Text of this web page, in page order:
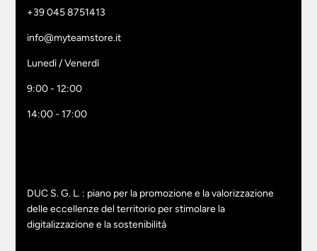
+39 045 8751413
info@myteamstore.it
Lunedì / Venerdì
9:00 - 12:00
14:00 - 17:00
DUC S. G. L. : piano per la promozione e la valorizzazione
delle eccellenze del territorio per stimolare la
digitalizzazione e la sostenibilità